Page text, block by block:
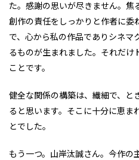
た。感謝の思いが尽きません。焦
創作の責任をしっかりと作者に委
で、心から私の作品でありシネマ
るものが生まれました。それだけ
ことです。
健全な関係の構築は、繊細で、と
ると思います。そこに十分に恵ま
とでした。
もう一つ。山岸汰誠さん。今作の